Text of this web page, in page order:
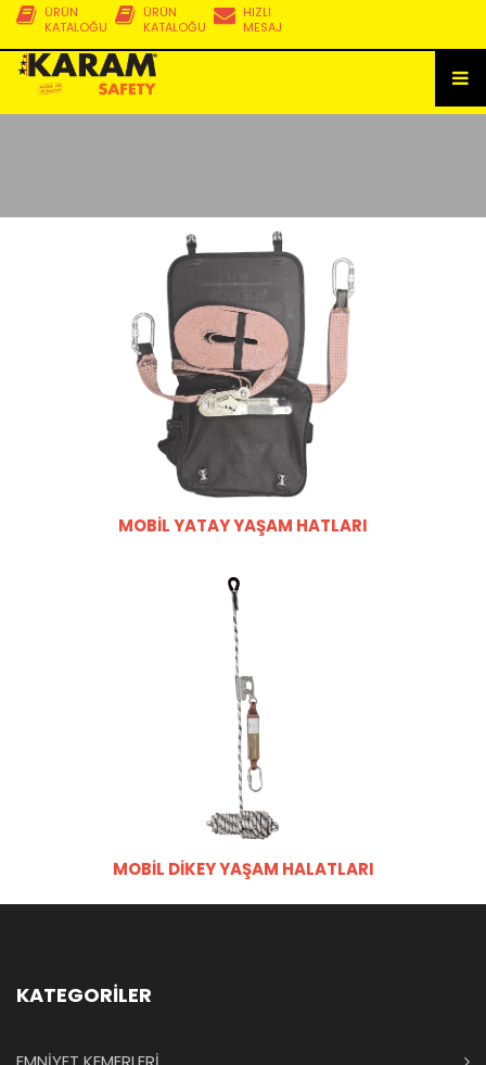
HIZLI
MESAJ
ÜRÜN
KATALOĞU
ÜRÜN
KATALOĞU
MOBİL YATAY YAŞAM HATLARI
MOBİL DİKEY YAŞAM HALATLARI
KATEGORİLER